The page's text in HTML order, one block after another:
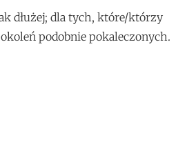
dłużej; dla tych, które/którzy
podobnie pokaleczonych.